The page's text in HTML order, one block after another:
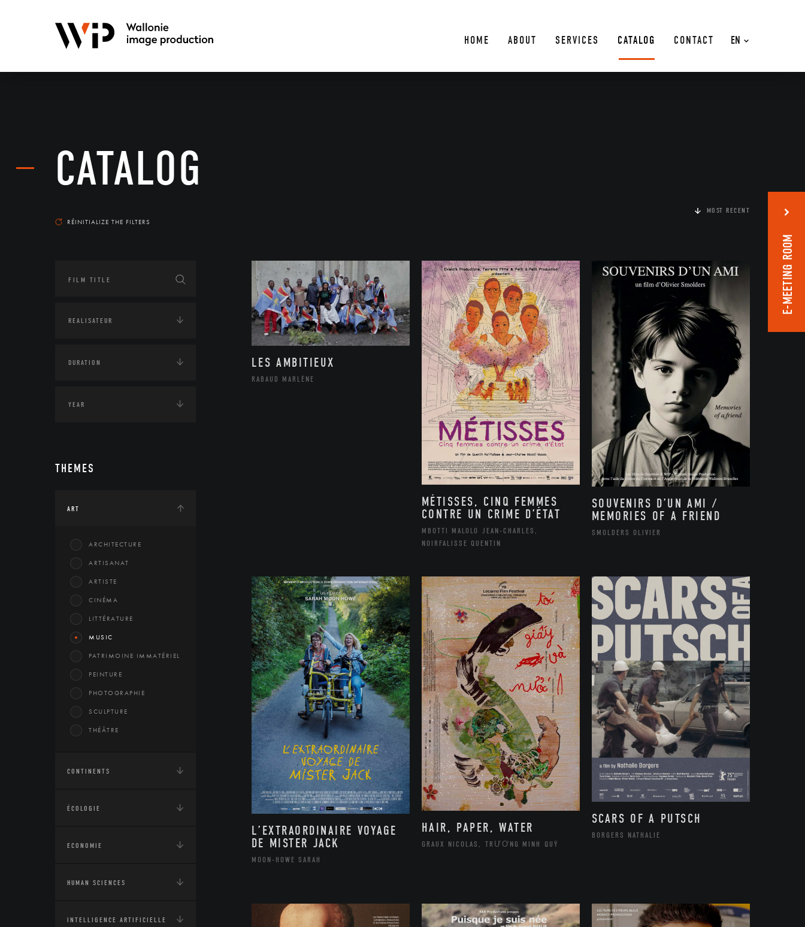
EN
HOME ABOUT SERVICES CATALOG CONTACT
CATALOG
RÉINITIALIZE THE FILTERS
THEMES
ART
ARCHITECTURE
ARTISANAT
ARTISTE
CINÉMA
LITTÉRATURE
MUSIC
PATRIMOINE IMMATÉRIEL
PEINTURE
PHOTOGRAPHIE
SCULPTURE
THÉÂTRE
CONTINENTS
ÉCOLOGIE
ECONOMIE
HUMAN SCIENCES
INTELLIGENCE ARTIFICIELLE
MOST RECENT
LES AMBITIEUX
RABAUD MARLÈNE
MÉTISSES, CINQ FEMMES
CONTRE UN CRIME D’ÉTAT
MBOTTI MALOLO JEAN-CHARLES,
NOIRFALISSE QUENTIN
SOUVENIRS D’UN AMI /
MEMORIES OF A FRIEND
SMOLDERS OLIVIER
L’EXTRAORDINAIRE VOYAGE
DE MISTER JACK
MOON-HOWE SARAH
HAIR, PAPER, WATER
GRAUX NICOLAS, TRƯƠNG MINH QUÝ
SCARS OF A PUTSCH
BORGERS NATHALIE
E-MEETING ROOM